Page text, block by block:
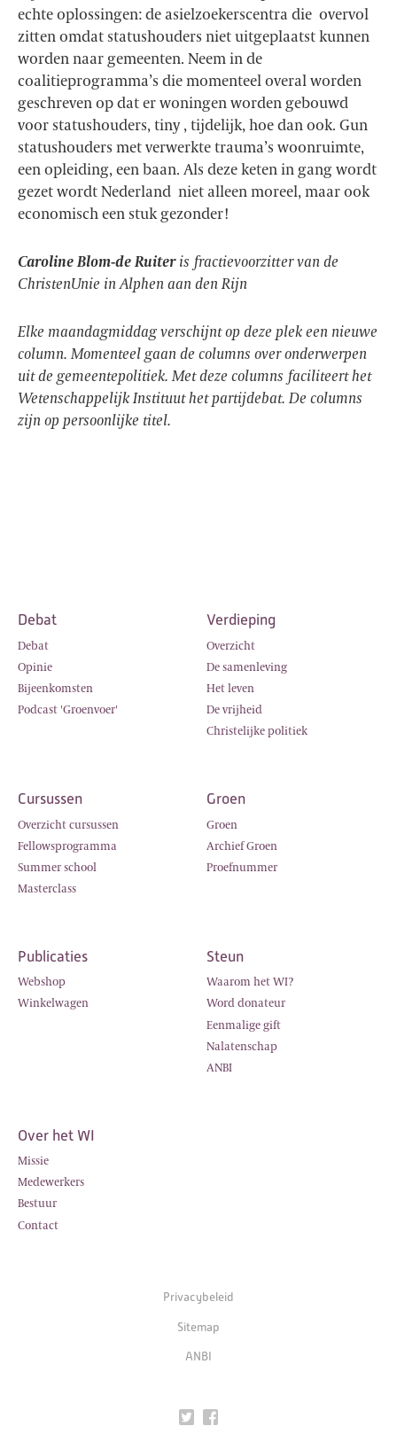
echte oplossingen: de asielzoekerscentra die overvol
zitten omdat statushouders niet uitgeplaatst kunnen
worden naar gemeenten. Neem in de
coalitieprogramma’s die momenteel overal worden
geschreven op dat er woningen worden gebouwd
voor statushouders, tiny , tijdelijk, hoe dan ook. Gun
statushouders met verwerkte trauma’s woonruimte,
een opleiding, een baan. Als deze keten in gang wordt
gezet wordt Nederland niet alleen moreel, maar ook
economisch een stuk gezonder!
Caroline Blom-de Ruiteris fractievoorzitter van de
ChristenUnie in Alphen aan den Rijn
Elke maandagmiddag verschijnt op deze plek een nieuwe
column. Momenteel gaan de columns over onderwerpen
uit de gemeentepolitiek. Met deze columns faciliteert het
Wetenschappelijk Instituut het partijdebat. De columns
zijn op persoonlijke titel.
Debat
Debat
Opinie
Bijeenkomsten
Podcast 'Groenvoer'
Verdieping
Overzicht
De samenleving
Het leven
De vrijheid
Christelijke politiek
Cursussen
Overzicht cursussen
Fellowsprogramma
Summer school
Masterclass
Groen
Groen
Archief Groen
Proefnummer
Publicaties
Webshop
Winkelwagen
Steun
Waarom het WI?
Word donateur
Eenmalige gift
Nalatenschap
ANBI
Over het WI
Missie
Medewerkers
Bestuur
Contact
Privacybeleid
Sitemap
ANBI
Twitter